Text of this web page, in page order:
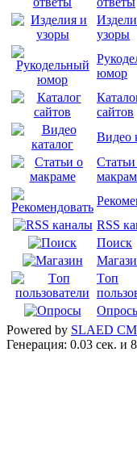
узоры
юмор
сайтов
Видео
RSS
Поиск
Tоп
Powered by SLAED
Генерация: 0.03 сек. и